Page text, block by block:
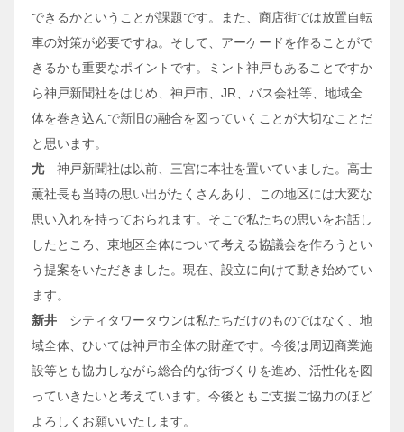
できるかということが課題です。また、商店街では放置自転
車の対策が必要ですね。そして、アーケードを作ることがで
きるかも重要なポイントです。ミント神戸もあることですか
ら神戸新聞社をはじめ、神戸市、JR、バス会社等、地域全
体を巻き込んで新旧の融合を図っていくことが大切なことだ
と思います。
尤神戸新聞社は以前、三宮に本社を置いていました。高士
薫社長も当時の思い出がたくさんあり、この地区には大変な
思い入れを持っておられます。そこで私たちの思いをお話し
したところ、東地区全体について考える協議会を作ろうとい
う提案をいただきました。現在、設立に向けて動き始めてい
ます。
新井 シティタワータウンは私たちだけのものではなく、地
域全体、ひいては神戸市全体の財産です。今後は周辺商業施
設等とも協力しながら総合的な街づくりを進め、活性化を図
っていきたいと考えています。今後ともご支援ご協力のほど
よろしくお願いいたします。